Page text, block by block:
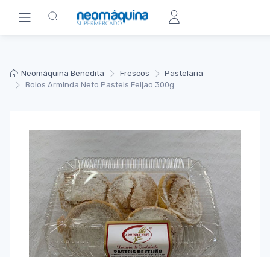
Neomáquina Benedita Frescos
Pastelaria
Bolos Arminda Neto Pasteis Feijao 300g